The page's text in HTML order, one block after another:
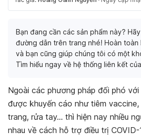
Bạn đang cần các sản phẩm này?
đường dẫn trên trang nhé! Hoàn
và bạn cũng giúp chúng tôi có một
Tìm hiểu ngay về hệ thống liên kết
Ngoài các phương pháp đối phó
được khuyến cáo như tiêm
trang, rửa tay… thì hiện nay nhiều
nhau về cách hỗ trợ điều trị